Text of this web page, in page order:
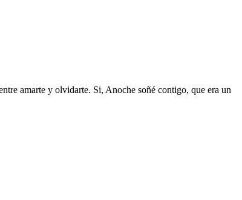
amarte y olvidarte. Si, Anoche soñé contigo, que era un